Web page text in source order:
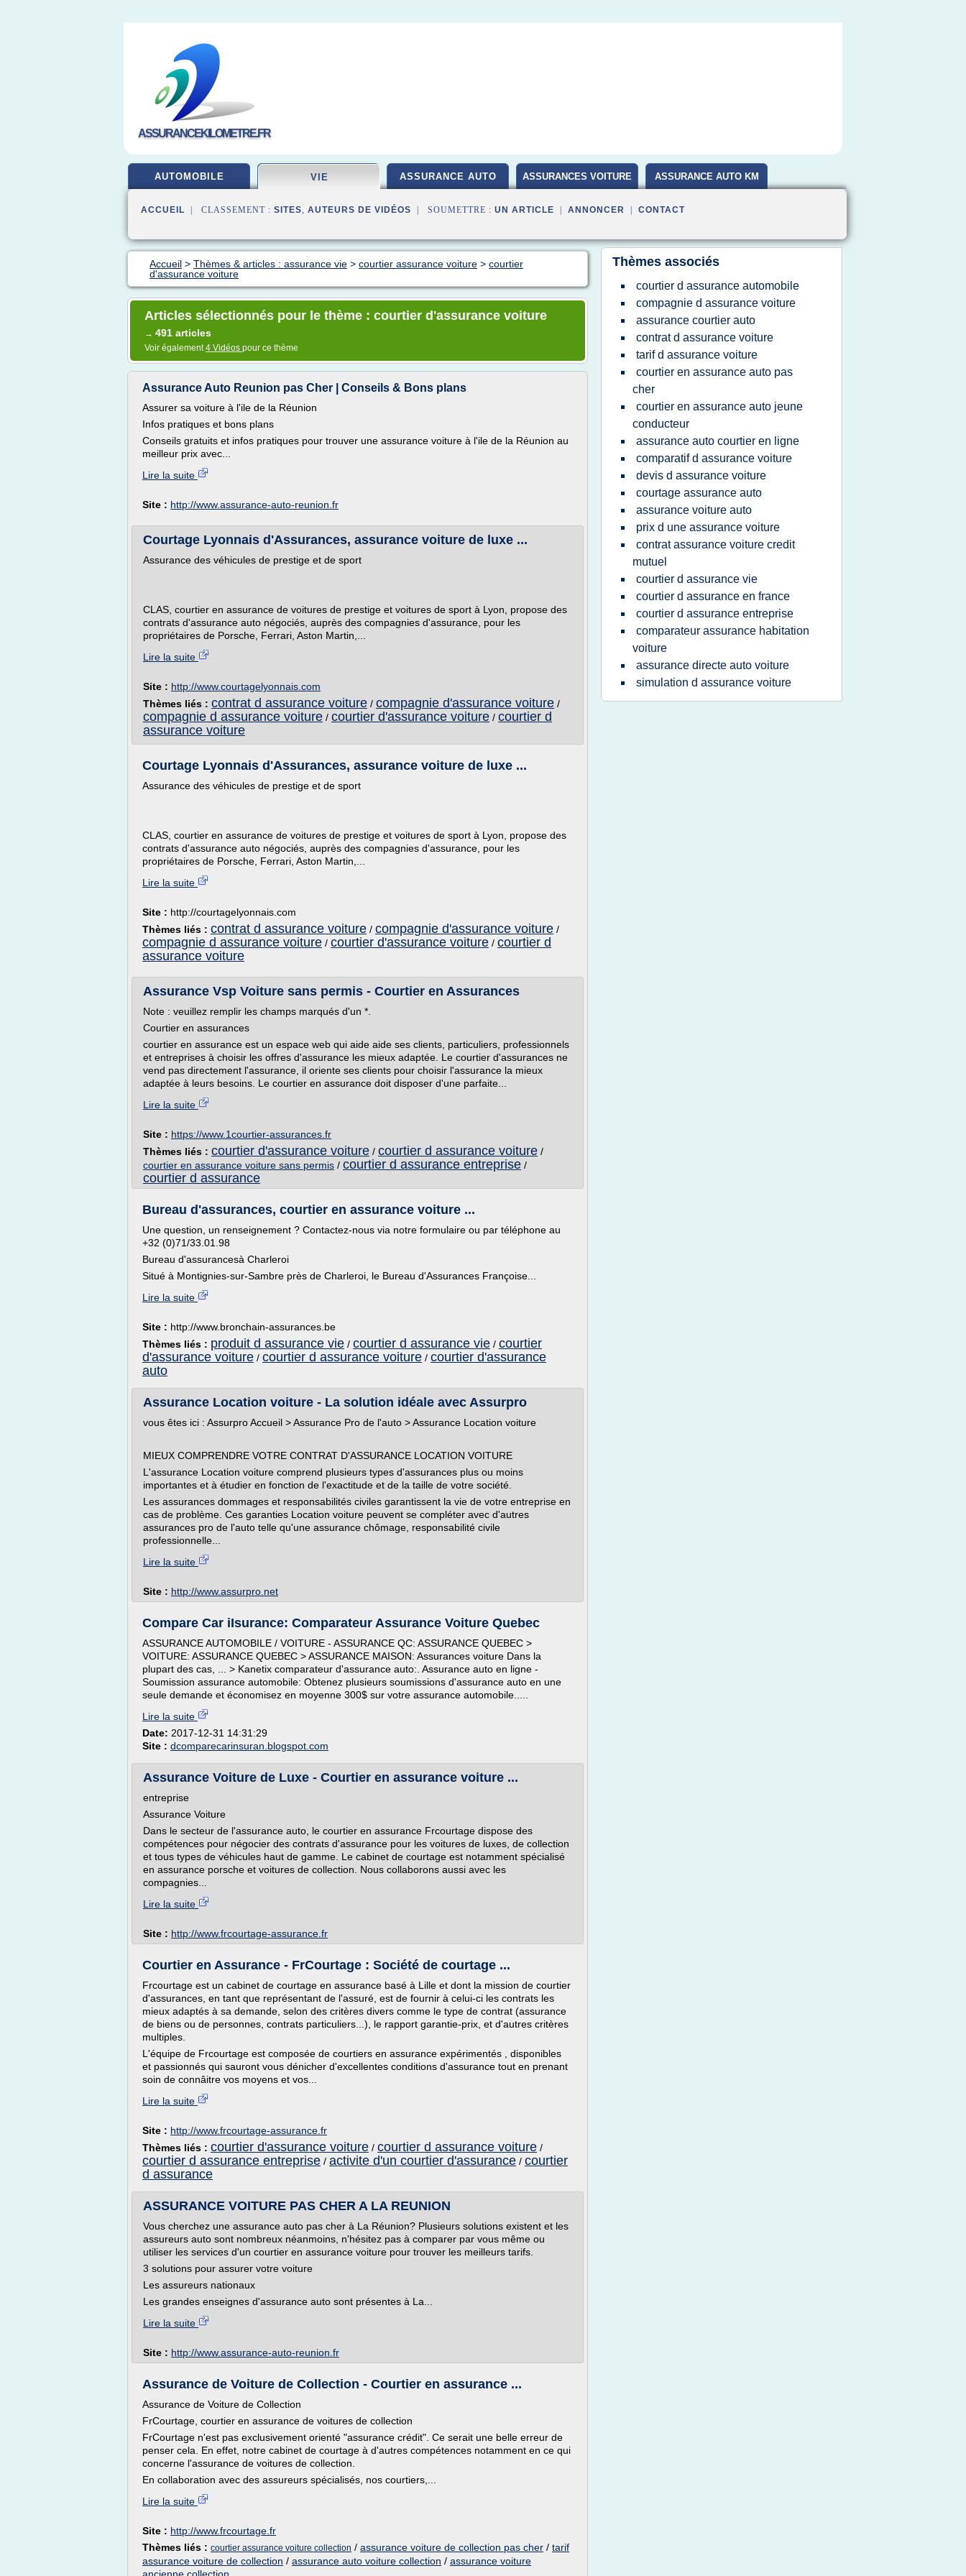
ASSURANCEKILOMETRE.FR
AUTOMOBILE VIE ASSURANCE AUTO ASSURANCES VOITURE ASSURANCE AUTO KM
ACCUEIL | CLASSEMENT : SITES, AUTEURS DE VIDÉOS | SOUMETTRE : UN ARTICLE ANNONCER CONTACT
Accueil > Thèmes & articles : assurance vie > courtier assurance voiture > courtier
d'assurance voiture
Articles sélectionnés pour le thème : courtier d'assurance voiture
→ 491 articles
Voir également4 Vidéos pour ce thème
Assurance Auto Reunion pas Cher | Conseils & Bons plans
Assurer sa voiture à l'ile de la Réunion
Infos pratiques et bons plans
Conseils gratuits et infos pratiques pour trouver une assurance voiture à l'ile de la Réunion au
meilleur prix avec...
Lire la suite
Site : http://www.assurance-auto-reunion.fr
Courtage Lyonnais d'Assurances, assurance voiture de luxe ...
Assurance des véhicules de prestige et de sport
CLAS, courtier en assurance de voitures de prestige et voitures de sport à Lyon, propose des
contrats d'assurance auto négociés, auprès des compagnies d'assurance, pour les
propriétaires de Porsche, Ferrari, Aston Martin,...
Lire la suite
Site : http://www.courtagelyonnais.com
Thèmes liés : contrat d assurance voiture / compagnie d'assurance voiture /
compagnie d assurance voiture / courtier d'assurance voiture / courtier d
assurance voiture
Courtage Lyonnais d'Assurances, assurance voiture de luxe ...
Assurance des véhicules de prestige et de sport
CLAS, courtier en assurance de voitures de prestige et voitures de sport à Lyon, propose des
contrats d'assurance auto négociés, auprès des compagnies d'assurance, pour les
propriétaires de Porsche, Ferrari, Aston Martin,...
Lire la suite
Site : http://courtagelyonnais.com
Thèmes liés : contrat d assurance voiture / compagnie d'assurance voiture /
compagnie d assurance voiture / courtier d'assurance voiture / courtier d
assurance voiture
Assurance Vsp Voiture sans permis - Courtier en Assurances
Note : veuillez remplir les champs marqués d'un *.
Courtier en assurances
courtier en assurance est un espace web qui aide aide ses clients, particuliers, professionnels
et entreprises à choisir les offres d'assurance les mieux adaptée. Le courtier d'assurances ne
vend pas directement l'assurance, il oriente ses clients pour choisir l'assurance la mieux
adaptée à leurs besoins. Le courtier en assurance doit disposer d'une parfaite...
Lire la suite
Site : https://www.1courtier-assurances.fr
Thèmes liés : courtier d'assurance voiture / courtier d assurance voiture /
courtier en assurance voiture sans permis / courtier d assurance entreprise /
courtier d assurance
Bureau d'assurances, courtier en assurance voiture ...
Une question, un renseignement ? Contactez-nous via notre formulaire ou par téléphone au
+32 (0)71/33.01.98
Bureau d'assurancesà Charleroi
Situé à Montignies-sur-Sambre près de Charleroi, le Bureau d'Assurances Françoise...
Lire la suite
Site : http://www.bronchain-assurances.be
Thèmes liés : produit d assurance vie / courtier d assurance vie / courtier
d'assurance voiture / courtier d assurance voiture / courtier d'assurance
auto
Assurance Location voiture - La solution idéale avec Assurpro
vous êtes ici : Assurpro Accueil > Assurance Pro de l'auto > Assurance Location voiture
MIEUX COMPRENDRE VOTRE CONTRAT D'ASSURANCE LOCATION VOITURE
L'assurance Location voiture comprend plusieurs types d'assurances plus ou moins
importantes et à étudier en fonction de l'exactitude et de la taille de votre société.
Les assurances dommages et responsabilités civiles garantissent la vie de votre entreprise en
cas de problème. Ces garanties Location voiture peuvent se compléter avec d'autres
assurances pro de l'auto telle qu'une assurance chômage, responsabilité civile
professionnelle...
Lire la suite
Site : http://www.assurpro.net
Compare Car iIsurance: Comparateur Assurance Voiture Quebec
ASSURANCE AUTOMOBILE / VOITURE - ASSURANCE QC: ASSURANCE QUEBEC >
VOITURE: ASSURANCE QUEBEC > ASSURANCE MAISON: Assurances voiture Dans la
plupart des cas, ... > Kanetix comparateur d'assurance auto:. Assurance auto en ligne -
Soumission assurance automobile: Obtenez plusieurs soumissions d'assurance auto en une
seule demande et économisez en moyenne 300$ sur votre assurance automobile.....
Lire la suite
Date: 2017-12-31 14:31:29
Site : dcomparecarinsuran.blogspot.com
Assurance Voiture de Luxe - Courtier en assurance voiture ...
entreprise
Assurance Voiture
Dans le secteur de l'assurance auto, le courtier en assurance Frcourtage dispose des
compétences pour négocier des contrats d'assurance pour les voitures de luxes, de collection
et tous types de véhicules haut de gamme. Le cabinet de courtage est notamment spécialisé
en assurance porsche et voitures de collection. Nous collaborons aussi avec les
compagnies...
Lire la suite
Site : http://www.frcourtage-assurance.fr
Courtier en Assurance - FrCourtage : Société de courtage ...
Frcourtage est un cabinet de courtage en assurance basé à Lille et dont la mission de courtier
d'assurances, en tant que représentant de l'assuré, est de fournir à celui-ci les contrats les
mieux adaptés à sa demande, selon des critères divers comme le type de contrat (assurance
de biens ou de personnes, contrats particuliers...), le rapport garantie-prix, et d'autres critères
multiples.
L'équipe de Frcourtage est composée de courtiers en assurance expérimentés , disponibles
et passionnés qui sauront vous dénicher d'excellentes conditions d'assurance tout en prenant
soin de connâitre vos moyens et vos...
Lire la suite
Site : http://www.frcourtage-assurance.fr
Thèmes liés : courtier d'assurance voiture / courtier d assurance voiture /
courtier d assurance entreprise / activite d'un courtier d'assurance / courtier
d assurance
ASSURANCE VOITURE PAS CHER A LA REUNION
Vous cherchez une assurance auto pas cher à La Réunion? Plusieurs solutions existent et les
assureurs auto sont nombreux néanmoins, n'hésitez pas à comparer par vous même ou
utiliser les services d'un courtier en assurance voiture pour trouver les meilleurs tarifs.
3 solutions pour assurer votre voiture
Les assureurs nationaux
Les grandes enseignes d'assurance auto sont présentes à La...
Lire la suite
Site : http://www.assurance-auto-reunion.fr
Assurance de Voiture de Collection - Courtier en assurance ...
Assurance de Voiture de Collection
FrCourtage, courtier en assurance de voitures de collection
FrCourtage n'est pas exclusivement orienté "assurance crédit". Ce serait une belle erreur de
penser cela. En effet, notre cabinet de courtage à d'autres compétences notamment en ce qui
concerne l'assurance de voitures de collection.
En collaboration avec des assureurs spécialisés, nos courtiers,...
Lire la suite
Site : http://www.frcourtage.fr
Thèmes liés : courtier assurance voiture collection / assurance voiture de collection pas cher / tarif
assurance voiture de collection / assurance auto voiture collection / assurance voiture
Thèmes associés
courtier d assurance automobile
compagnie d assurance voiture
assurance courtier auto
contrat d assurance voiture
tarif d assurance voiture
courtier en assurance auto pas
cher
courtier en assurance auto jeune
conducteur
assurance auto courtier en ligne
comparatif d assurance voiture
devis d assurance voiture
courtage assurance auto
assurance voiture auto
prix d une assurance voiture
contrat assurance voiture credit
mutuel
courtier d assurance vie
courtier d assurance en france
courtier d assurance entreprise
comparateur assurance habitation
voiture
assurance directe auto voiture
simulation d assurance voiture